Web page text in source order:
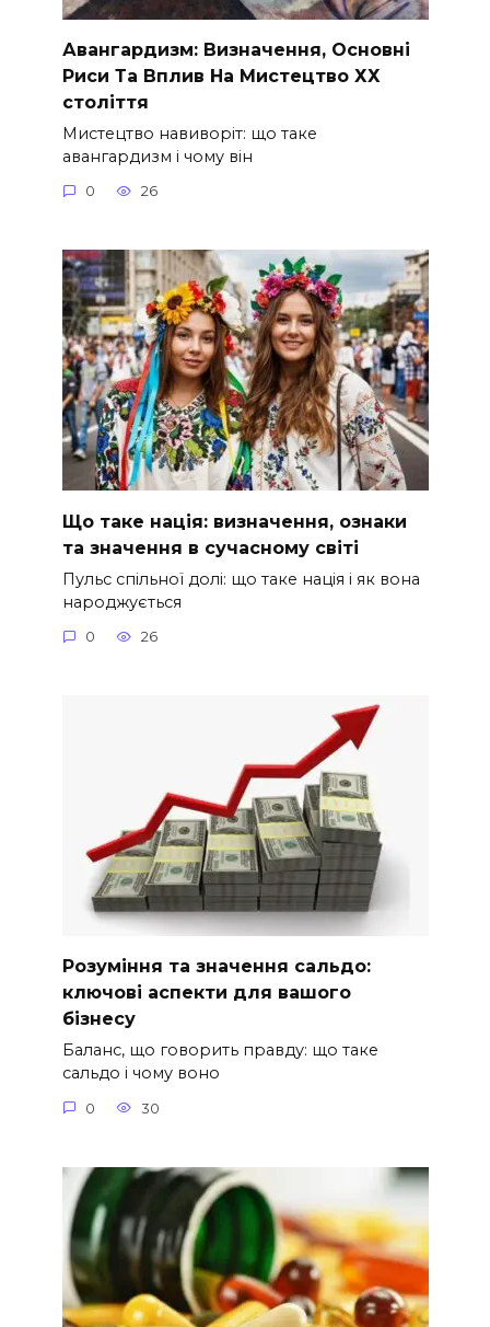
Авангардизм: Визначення, Основні
Риси Та Вплив На Мистецтво ХХ
століття
Мистецтво навиворіт: що таке
авангардизм і чому він
0 26
Що таке нація: визначення, ознаки
та значення в сучасному світі
Пульс спільної долі: що таке нація і як вона
народжується
0 26
Розуміння та значення сальдо:
ключові аспекти для вашого
бізнесу
Баланс, що говорить правду: що таке
сальдо і чому воно
0 30